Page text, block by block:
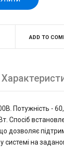
ADD TO
Потужність -
Спосіб
дозволяє
системі на